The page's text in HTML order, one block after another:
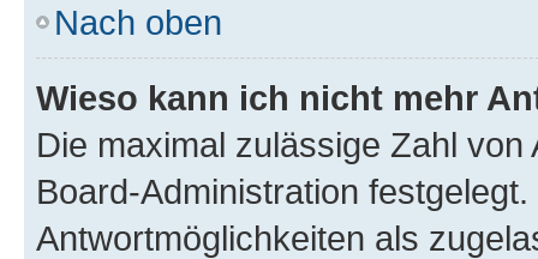
Nach oben
Wieso kann ich nicht mehr
Die maximal zulässige Zahl
Board-Administration
Antwortmöglichkeiten als